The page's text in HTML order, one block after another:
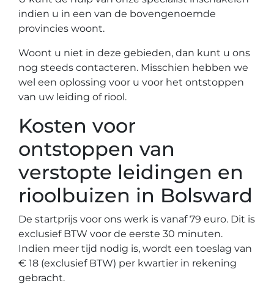
indien u in een van de bovengenoemde
provincies woont.
Woont u niet in deze gebieden, dan kunt u ons
nog steeds contacteren. Misschien hebben we
wel een oplossing voor u voor het ontstoppen
van uw leiding of riool.
Kosten voor
ontstoppen van
verstopte leidingen en
rioolbuizen in Bolsward
De startprijs voor ons werk is vanaf 79 euro. Dit is
exclusief BTW voor de eerste 30 minuten.
Indien meer tijd nodig is, wordt een toeslag van
€ 18 (exclusief BTW) per kwartier in rekening
gebracht.